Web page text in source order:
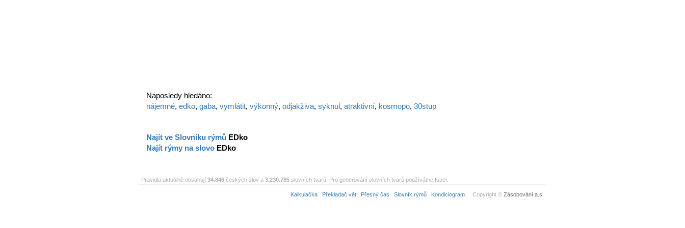
Naposledy hledáno:
nájemné, edko, gaba, vymlátit, výkonný, odjakživa, syknul, atraktivní, kosmopo, 30stup
Najít ve Slovníku rýmů EDko
Najít rýmy na slovo EDko
Pravidla aktuálně obsahují 34.846 českých slov a 3.230.785 slovních tvarů. Pro generování slovních tvarů používáme Ispel.
Kalkulačka Překladač vět Přesný čas Slovník rýmů Kondiciogram Copyright © Zásobování a.s.